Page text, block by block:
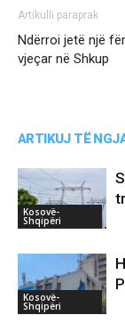
Artikulli paraprak
Ndërroi jetë një
vjeçar në Shkup
ARTIKUJ TË
Kosovë-
Shqipëri
Kosovë-
Shqipëri